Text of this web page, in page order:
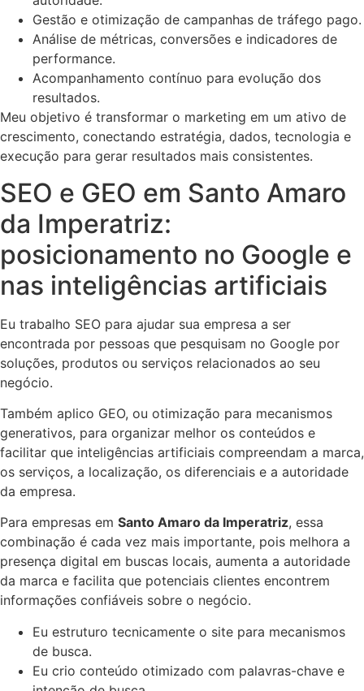
Gestão e otimização de campanhas de tráfego pago.
Análise de métricas, conversões e indicadores de
performance.
Acompanhamento contínuo para evolução dos
resultados.
Meu objetivo é transformar o marketing em um ativo de
crescimento, conectando estratégia, dados, tecnologia e
execução para gerar resultados mais consistentes.
SEO e GEO em Santo Amaro
da Imperatriz:
posicionamento no Google e
nas inteligências artificiais
Eu trabalho SEO para ajudar sua empresa a ser
encontrada por pessoas que pesquisam no Google por
soluções, produtos ou serviços relacionados ao seu
negócio.
Também aplico GEO, ou otimização para mecanismos
generativos, para organizar melhor os conteúdos e
facilitar que inteligências artificiais compreendam a marca,
os serviços, a localização, os diferenciais e a autoridade
da empresa.
Para empresas em Santo Amaro da Imperatriz, essa
combinação é cada vez mais importante, pois melhora a
presença digital em buscas locais, aumenta a autoridade
da marca e facilita que potenciais clientes encontrem
informações confiáveis sobre o negócio.
Eu estruturo tecnicamente o site para mecanismos
de busca.
Eu crio conteúdo otimizado com palavras-chave e